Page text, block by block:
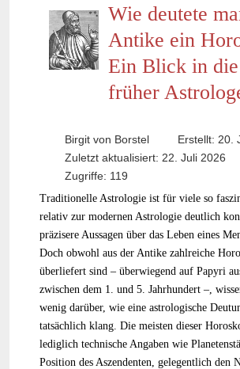
Wie deutete
Antike ein
Ein Blick in
früher
Birgit von Borstel
Erstellt: 20.
Zuletzt aktualisiert: 22. Juli 2026
Zugriffe: 119
Traditionelle Astrologie ist für viele so
relativ zur modernen Astrologie deutlich
präzisere Aussagen über das Leben eines
Doch obwohl aus der Antike zahlreiche
überliefert sind – überwiegend auf Papyri
zwischen dem 1. und 5. Jahrhundert –,
wenig darüber, wie eine astrologische
tatsächlich klang. Die meisten dieser
lediglich technische Angaben wie
Position des Aszendenten, gelegentlich den